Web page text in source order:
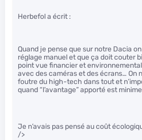
Herbefol a écrit :
Quand je pense que sur notre Dacia
réglage manuel et que ça doit couter
point vue financier et
avec des caméras et des écrans… On
foutre du high-tech dans tout et
quand “l’avantage” apporté est
Je n’avais pas pensé au coût
/>